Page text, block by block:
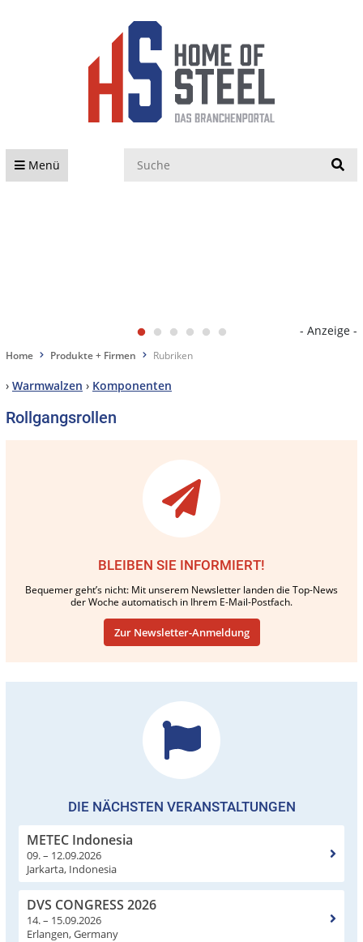
Menü
- Anzeige -
Home Produkte + Firmen Rubriken
› Warmwalzen › Komponenten
Rollgangsrollen
BLEIBEN SIE INFORMIERT!
Bequemer geht’s nicht: Mit unserem Newsletter landen die Top-News
der Woche automatisch in Ihrem E-Mail-Postfach.
Zur Newsletter-Anmeldung
DIE NÄCHSTEN VERANSTALTUNGEN
METEC Indonesia
09. – 12.09.2026
Jarkarta, Indonesia
DVS CONGRESS 2026
14. – 15.09.2026
Erlangen, Germany